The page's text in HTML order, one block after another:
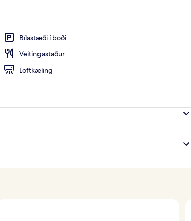
Bílastæði í boði
Veitingastaður
Loftkæling